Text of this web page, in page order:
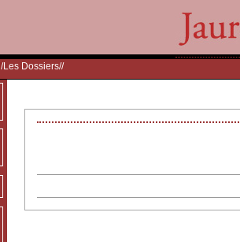
/Les Dossiers//